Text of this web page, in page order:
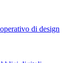
di design